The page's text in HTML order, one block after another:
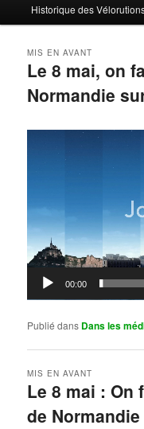
Historique des
Le 8 mai, on
Normandie
MIS EN AVANT
00:00
Publié dans Dans les
Le 8 mai :
de Normandie
MIS EN AVANT